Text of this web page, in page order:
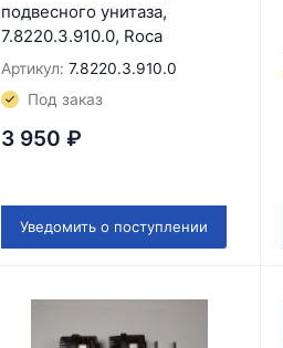
подвесного унитаза,
7.8220.3.910.0, Roca
Артикул: 7.8220.3.910.0
Под заказ
3 950 ₽
Уведомить о поступлении